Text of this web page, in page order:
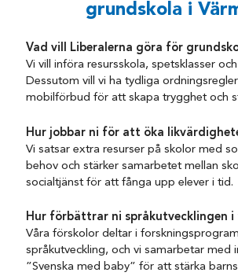
grundskola i
Vad vill Liberalerna göra för
Vi vill införa resursskola, spetsklasser
Dessutom vill vi ha tydliga
mobilförbud för att skapa trygghet och
Hur jobbar ni för att öka
Vi satsar extra resurser på skolor med
behov och stärker samarbetet mellan
socialtjänst för att fånga upp elever i tid.
Hur förbättrar ni språkutvecklingen i
Våra förskolor deltar i
språkutveckling, och vi samarbetar med
”Svenska med baby” för att stärka